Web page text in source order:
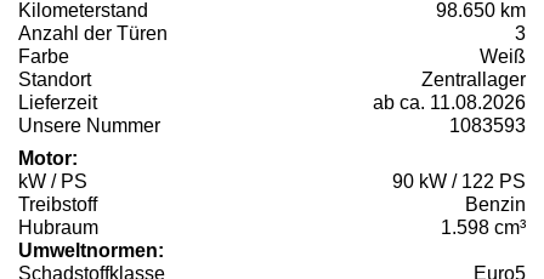
Kilometerstand
98.650 km
Anzahl der Türen
3
Farbe
Weiß
Standort
Zentrallager
Lieferzeit
ab ca. 11.08.2026
Unsere Nummer
1083593
Motor:
kW / PS
90 kW / 122 PS
Treibstoff
Benzin
Hubraum
1.598 cm³
Umweltnormen:
Schadstoffklasse
Euro5